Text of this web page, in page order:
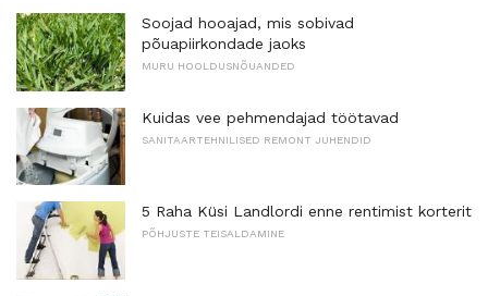
Soojad hooajad, mis sobivad
põuapiirkondade jaoks
MURU HOOLDUSNÕUANDED
Kuidas vee pehmendajad töötavad
SANITAARTEHNILISED REMONT JUHENDID
5 Raha Küsi Landlordi enne rentimist korterit
PÕHJUSTE TEISALDAMINE